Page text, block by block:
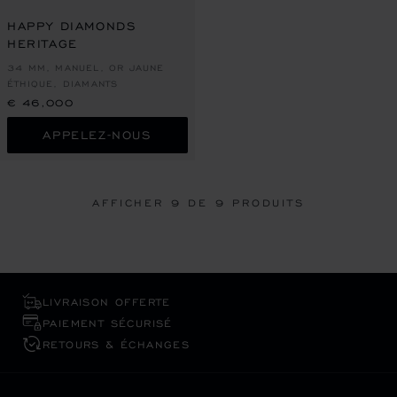
HAPPY DIAMONDS
HERITAGE
34 MM, MANUEL, OR JAUNE
ÉTHIQUE, DIAMANTS
€ 46,000
APPELEZ-NOUS
AFFICHER 9 DE 9 PRODUITS
LIVRAISON OFFERTE
PAIEMENT SÉCURISÉ
RETOURS & ÉCHANGES